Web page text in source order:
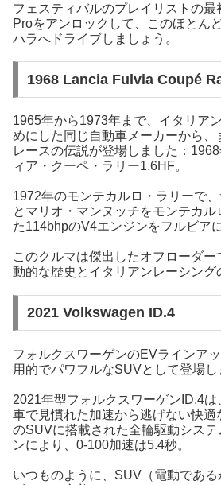
フェスティバルのプレイリストの最
Proをアンロックして、このほとん
ハラへドライブしましょう。
1968 Lancia Fulvia Coupé
1965年から1973年まで、イタリア
めにした同じ自動車メーカーから、
レースの伝説が登場しました：
ィア・クーペ・ラリー1.6HF。
1972年のモンテカルロ・ラリーで
とマリオ・マンヌッチをモンテカ
た114bhpのV4エンジンをフルビア
このクルマは傑出したオフローダ
動的な歴史とイタリアンレーシング
2021 Volkswagen ID.4
フォルクスワーゲンのEVラインア
用的でパワフルなSUVとして登場し
2021年型フォルクスワーゲンID.4
車で見慣れた加速から逃げない快適
のSUVに搭載された全輪駆動シス
ンにより、0-100加速は5.4秒。
いつものように、SUV（電動であ